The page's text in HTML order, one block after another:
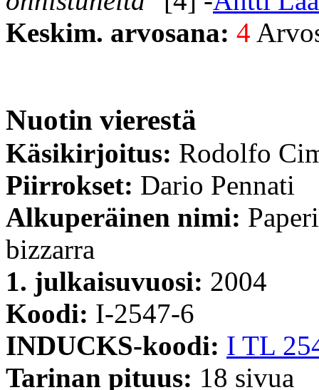
Keskim. arvosana: 4
Nuotin vierestä
Käsikirjoitus: Rodolfo
Piirrokset: Dario Pennati
Alkuperäinen nimi:
bizzarra
1. julkaisuvuosi: 2004
Koodi: I-2547-6
INDUCKS-koodi: I TL
Tarinan pituus: 18 sivua